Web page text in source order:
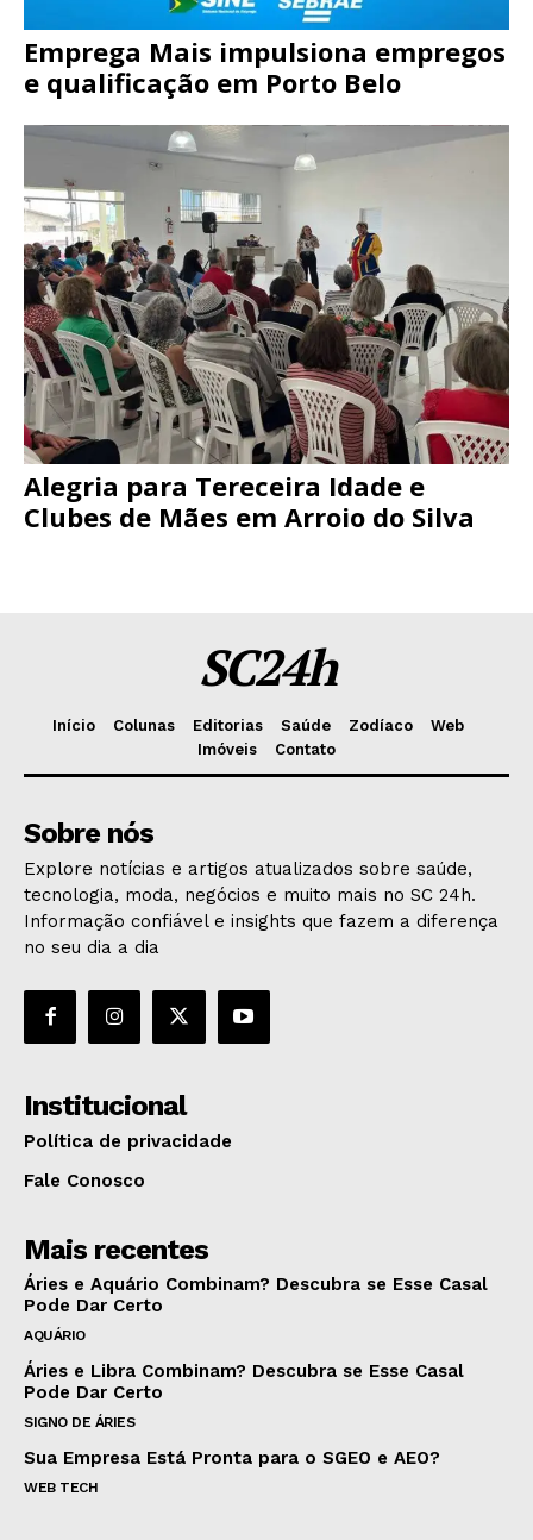
Emprega Mais impulsiona empregos
e qualificação em Porto Belo
Alegria para Tereceira Idade e
Clubes de Mães em Arroio do Silva
SC24h
Início Colunas Editorias Saúde Zodíaco
Web
Imóveis
Contato
Sobre nós
Explore notícias e artigos atualizados sobre saúde,
tecnologia, moda, negócios e muito mais no SC 24h.
Informação confiável e insights que fazem a diferença
no seu dia a dia
Institucional
Política de privacidade
Fale Conosco
Mais recentes
Áries e Aquário Combinam? Descubra se Esse Casal
Pode Dar Certo
AQUÁRIO
Áries e Libra Combinam? Descubra se Esse Casal
Pode Dar Certo
SIGNO DE ÁRIES
Sua Empresa Está Pronta para o SGEO e AEO?
WEB TECH